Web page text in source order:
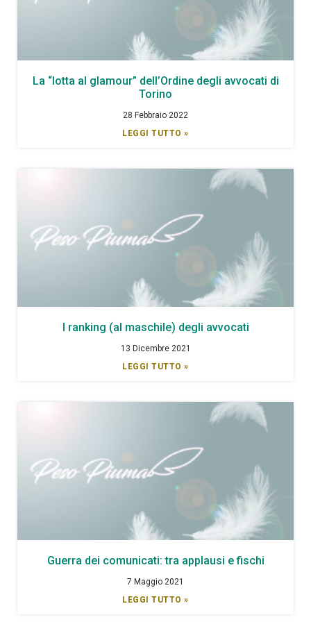
La “lotta al glamour” dell’Ordine degli avvocati di
Torino
28 Febbraio 2022
LEGGI TUTTO »
I ranking (al maschile) degli avvocati
13 Dicembre 2021
LEGGI TUTTO »
Guerra dei comunicati: tra applausi e fischi
7 Maggio 2021
LEGGI TUTTO »